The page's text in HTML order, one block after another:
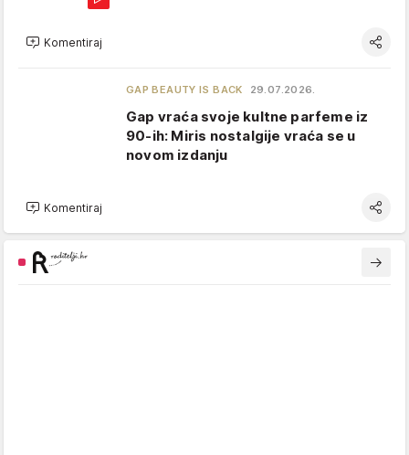
Komentiraj
GAP BEAUTY IS BACK 29.07.2026.
Gap vraća svoje kultne parfeme iz
90-ih: Miris nostalgije vraća se u
novom izdanju
Komentiraj